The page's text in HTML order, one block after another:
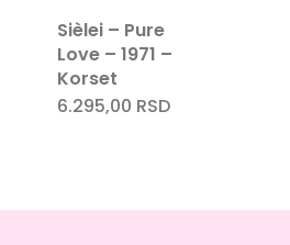
Sièlei – Pure
Love – 1971 –
Korset
6.295,00 RSD